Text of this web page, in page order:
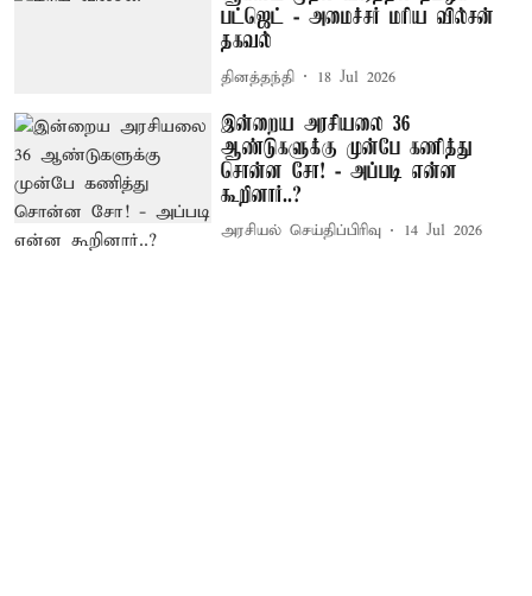
பட்ஜெட் - அமைச்சர் மரிய வில்சன்
தகவல்
தினத்தந்தி 18 Jul 2026
இன்றைய அரசியலை 36
ஆண்டுகளுக்கு முன்பே கணித்து
சொன்ன சோ! - அப்படி என்ன
கூறினார்..?
அரசியல் செய்திப்பிரிவு 14 Jul 2026